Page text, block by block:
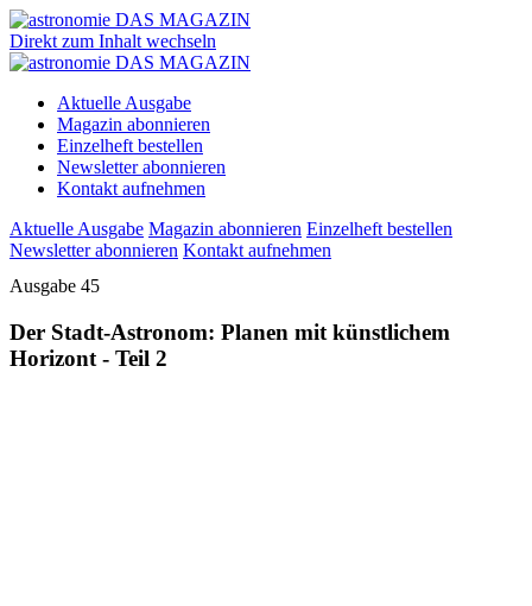
Direkt zum Inhalt wechseln
Aktuelle Ausgabe
Magazin abonnieren
Einzelheft bestellen
Newsletter abonnieren
Kontakt aufnehmen
Aktuelle Ausgabe Magazin abonnieren Einzelheft bestellen
Newsletter abonnieren Kontakt aufnehmen
Ausgabe 45
Der Stadt-Astronom: Planen mit künstlichem
Horizont - Teil 2